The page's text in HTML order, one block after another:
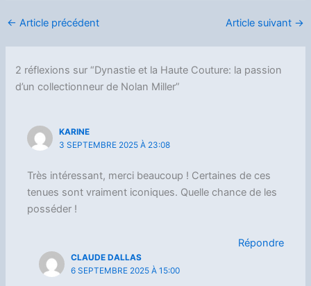
← Article précédent Article suivant →
2 réflexions sur “Dynastie et la Haute Couture: la passion
d’un collectionneur de Nolan Miller”
KARINE
3 SEPTEMBRE 2025 À 23:08
Très intéressant, merci beaucoup ! Certaines de ces
tenues sont vraiment iconiques. Quelle chance de les
posséder !
Répondre
CLAUDE DALLAS
6 SEPTEMBRE 2025 À 15:00